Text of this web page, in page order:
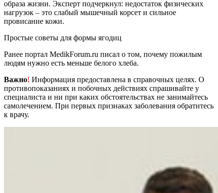
образа жизни. Эксперт подчеркнул: недостаток физических
нагрузок – это слабый мышечный корсет и сильное
провисание кожи.
Простые советы для формы ягодиц
Ранее портал MedikForum.ru писал о том, почему пожилым
людям нужно есть меньше белого хлеба.
Важно! Информация предоставлена в справочных целях. О
противопоказаниях и побочных действиях спрашивайте у
специалиста и ни при каких обстоятельствах не занимайтесь
самолечением. При первых признаках заболевания обратитесь
к врачу.